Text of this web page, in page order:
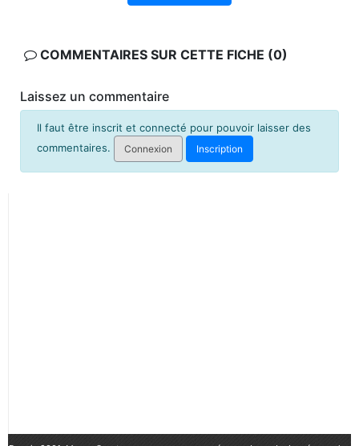
COMMENTAIRES SUR CETTE FICHE (0)
Laissez un commentaire
Il faut être inscrit et connecté pour pouvoir laisser des
commentaires.
Connexion Inscription